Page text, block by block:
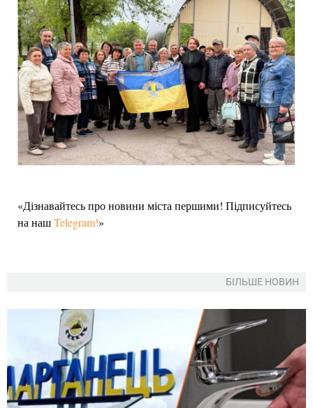
«Дізнавайтесь про новини міста першими! Підписуйтесь
на нашTelegram!»
БІЛЬШЕ НОВИН